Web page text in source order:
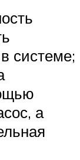
системе;
а